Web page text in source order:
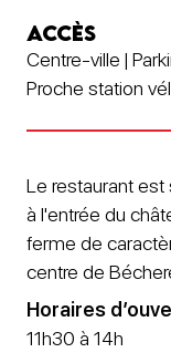
ACCÈS
Centre-ville |
Proche station
Le restaurant est
à l'entrée du
ferme de
centre de
Horaires
11h30 à 14h